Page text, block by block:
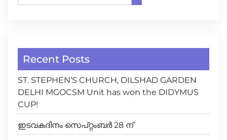
Recent Posts
ST. STEPHEN’S CHURCH, DILSHAD GARDEN
DELHI MGOCSM Unit has won the DIDYMUS
CUP!
ഇടവകദിനം സെപ്റ്റംബർ 28 ന്